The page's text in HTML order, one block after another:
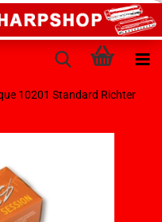
10201 Standard Richter